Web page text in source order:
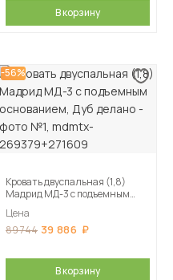
В корзину
-56%
Кровать двуспальная (1,8)
Мадрид МД-3 с подъемным
Цена
89 744 39 886
В корзину